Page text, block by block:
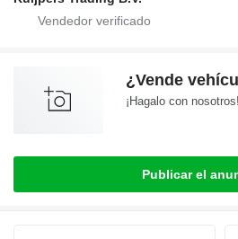
¿Vende
¡Hagalo con nosotros!
Publicar el